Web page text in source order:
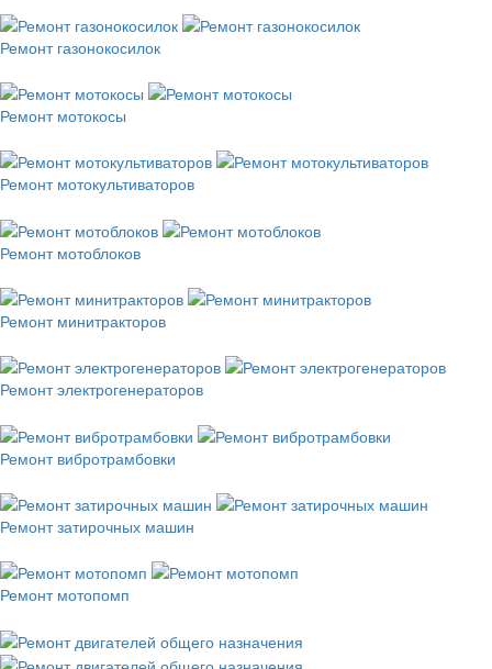
Ремонт газонокосилок
Ремонт мотокосы
Ремонт мотокультиваторов
Ремонт мотоблоков
Ремонт минитракторов
Ремонт электрогенераторов
Ремонт вибротрамбовки
Ремонт затирочных машин
Ремонт мотопомп